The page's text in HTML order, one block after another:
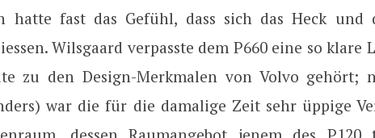
hatte fast das Gefühl, dass sich das Heck und
Wilsgaard verpasste dem P660 eine so klare
zu den Design-Merkmalen von Volvo gehört;
war die für die damalige Zeit sehr üppige